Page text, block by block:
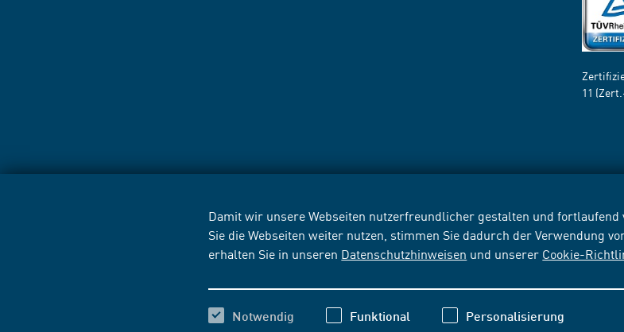
Damit wir unsere Webseiten nutzerfreundlicher gestalten und fortlaufend
Sie die Webseiten weiter nutzen, stimmen Sie dadurch der Verwendung
erhalten Sie in unseren Datenschutzhinweisen und unserer Cookie-
Notwendig Funktional Personalisierung
11